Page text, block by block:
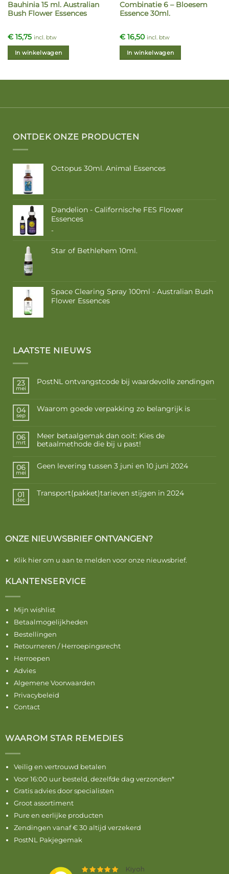
Bauhinia 15 ml. Australian
Bush Flower Essences
€15,75 incl. btw
In winkelwagen
Combinatie 6 – Bloesem
Essence 30ml.
€16,50 incl. btw
In winkelwagen
ONTDEK ONZE PRODUCTEN
Octopus 30ml. Animal Essences
Dandelion - Californische FES Flower
Essences
-Prijsklasse:
tot
€ 17,50
Star of Bethlehem 10ml.
Space Clearing Spray 100ml - Australian Bush
Flower Essences
LAATSTE NIEUWS
23
mei
PostNL ontvangstcode bij waardevolle zendingen
04
sep
Waarom goede verpakking zo belangrijk is
06
mrt
Meer betaalgemak dan ooit: Kies de
betaalmethode die bij u past!
06
mei
Geen levering tussen 3 juni en 10 juni 2024
01
dec
Transport(pakket)tarieven stijgen in 2024
ONZE NIEUWSBRIEF ONTVANGEN?
Klik hier om u aan te melden voor onze nieuwsbrief.
KLANTENSERVICE
Mijn wishlist
Betaalmogelijkheden
Bestellingen
Retourneren / Herroepingsrecht
Herroepen
Advies
Algemene Voorwaarden
Privacybeleid
Contact
WAAROM STAR REMEDIES
Veilig en vertrouwd betalen
Voor 16:00 uur besteld, dezelfde dag verzonden*
Gratis advies door specialisten
Groot assortiment
Pure en eerlijke producten
Zendingen vanaf € 30 altijd verzekerd
PostNL Pakjegemak